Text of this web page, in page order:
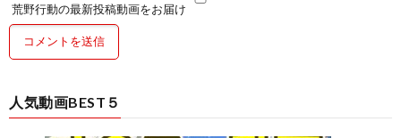
荒野行動の最新投稿動画をお届け
人気動画BEST５